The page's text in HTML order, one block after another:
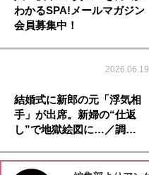
わかるSPA!メールマガジン
会員募集中！
2026.06.19
結婚式に新郎の元「浮気相
手」が出席。新婦の“仕返
し”で地獄絵図に…／調…